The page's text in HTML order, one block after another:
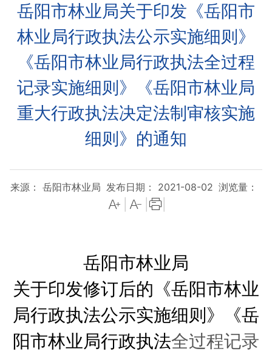
岳阳市林业局关于印发《岳阳市
林业局行政执法公示实施细则》
《岳阳市林业局行政执法全过程
记录实施细则》《岳阳市林业局
重大行政执法决定法制审核实施
细则》的通知
来源： 岳阳市林业局 发布日期： 2021-08-02 浏览量：
|
岳阳市林业局
关于印发修订后的《岳阳市林业
局行政执法公示实施细则》《岳
阳市林业局行政执法全过程记录